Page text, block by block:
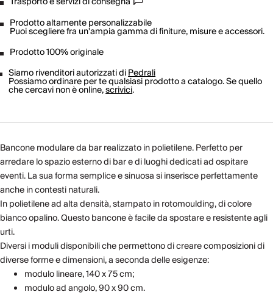
Prodotto altamente personalizzabile
Puoi scegliere fra un'ampia gamma di finiture, misure e accessori.
Prodotto 100% originale
Siamo rivenditori autorizzati diPedrali
Possiamo ordinare per te qualsiasi prodotto a catalogo. Se quello
che cercavi non è online,scrivici.
Bancone modulare da bar realizzato in polietilene. Perfetto per
arredare lo spazio esterno di bar e di luoghi dedicati ad ospitare
eventi. La sua forma semplice e sinuosa si inserisce perfettamente
anche in contesti naturali.
In polietilene ad alta densità, stampato in ro­tomoulding, di colore
bianco opalino. Questo bancone è facile da spo­stare e resistente agli
urti.
Diversi i moduli disponibili che permettono di creare composizioni di
diverse forme e dimensioni, a seconda delle esigenze:
modulo lineare, 140 x 75 cm;
modulo ad angolo, 90 x 90 cm.